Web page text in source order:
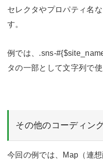
セレクタやプロパティ名
す。
例では、.sns-
タの一部として文字列で使
その他のコーディン
今回の例では、Map（連